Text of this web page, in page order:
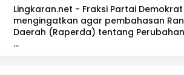
Lingkaran.net - Fraksi Partai Demokrat
mengingatkan agar pembahasan
Daerah (Raperda) tentang
...